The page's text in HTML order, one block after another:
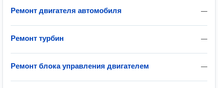
—
Ремонт двигателя автомобиля
—
Ремонт турбин
—
Ремонт блока управления двигателем